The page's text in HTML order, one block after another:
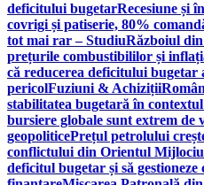
deficitului bugetarRecesiune și
covrigi și patiserie, 80%
tot mai rar – StudiuRăzboiul din
prețurile combustibililor și
că reducerea deficitului bugetar
pericolFuziuni & Achiziții
stabilitatea bugetară în
bursiere globale sunt extrem de
geopoliticePrețul petrolului
conflictului din Orientul Mijlociu
deficitul bugetar și să gestioneze